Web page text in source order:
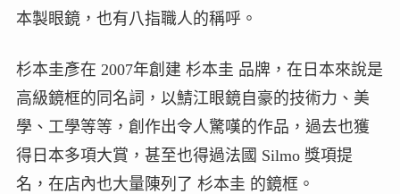
本製眼鏡，也有八指職人的稱呼。
杉本圭彥在 2007年創建 杉本圭 品牌，在日本來說是
高級鏡框的同名詞，以鯖江眼鏡自豪的技術力、美
學、工學等等，創作出令人驚嘆的作品，過去也獲
得日本多項大賞，甚至也得過法國 Silmo 獎項提
名，在店內也大量陳列了 杉本圭 的鏡框。